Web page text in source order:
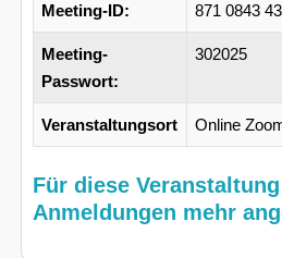
Meeting-ID: 871 0843
Meeting-
Passwort:
302025
Veranstaltungsort Online
Für diese
Anmeldungen mehr